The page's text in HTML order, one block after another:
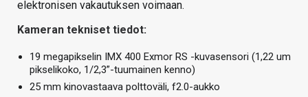
elektronisen vakautuksen voimaan.
Kameran tekniset tiedot:
19 megapikselin IMX 400 Exmor RS -kuvasensori (1,22 um
pikselikoko, 1/2,3”-tuumainen kenno)
25 mm kinovastaava polttoväli, f2.0-aukko